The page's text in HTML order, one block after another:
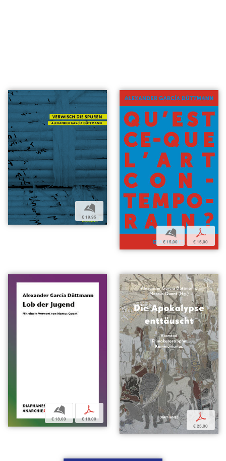
b
€ 19,95
b
€ 15,00
p
€ 15,00
b
€ 18,00
p
€ 18,00 p
€ 25,00